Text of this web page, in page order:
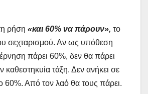
ρήση «και 60% να πάρουν», το
σεχταρισμού. Αν ως υπόθεση
πάρει 60%, δεν θα πάρει
τάξη. Δεν ανήκει σε
60%. Από τον λαό θα τους πάρει.